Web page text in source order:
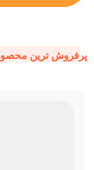
پرفروش ترین